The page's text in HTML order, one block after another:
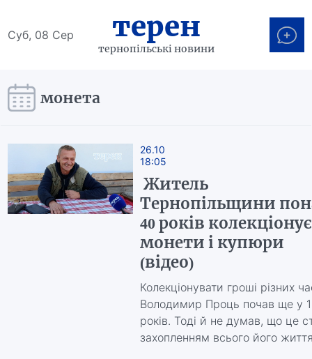
Суб, 08 Сер терен
тернопільські новини
монета
26.10
18:05
Житель
Тернопільщини
40 років колекціонує
монети і купюри
(відео)
Колекціонувати гроші різних
Володимир Проць почав ще у
років. Тоді й не думав, що це
захопленням всього його